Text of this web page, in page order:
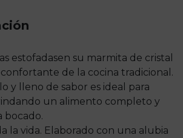
estofadasen su marmita de cristal
de la cocina tradicional.
y lleno de sabor es ideal para
un alimento completo y
bocado.
la vida. Elaborado con una alubia